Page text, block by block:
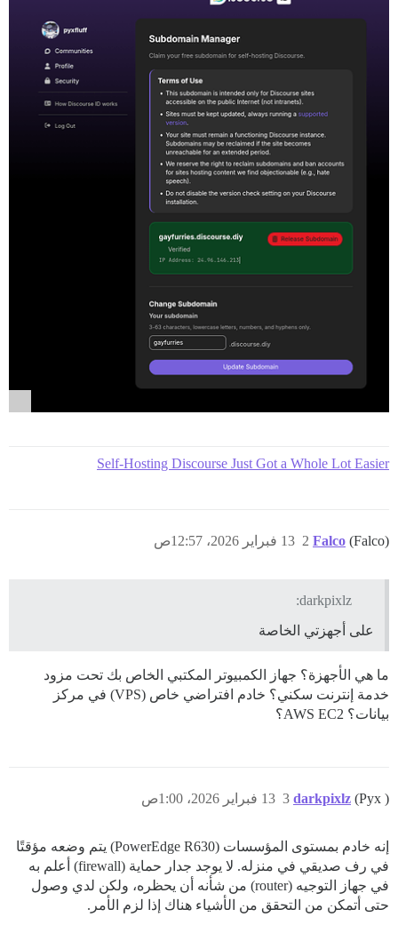
Self-Hosting Discourse Just Got a Whole Lot Easier
Falco (Falco) 13 فبراير 2026، 12:57ص 2
darkpixlz:
على أجهزتي الخاصة
ما هي الأجهزة؟ جهاز الكمبيوتر المكتبي الخاص بك تحت مزود
خدمة إنترنت سكني؟ خادم افتراضي خاص (VPS) في مركز
بيانات؟ AWS EC2؟
darkpixlz (Pyx ) 13 فبراير 2026، 1:00ص 3
إنه خادم بمستوى المؤسسات (PowerEdge R630) يتم وضعه مؤقتًا
في رف صديقي في منزله. لا يوجد جدار حماية (firewall) أعلم به
في جهاز التوجيه (router) من شأنه أن يحظره، ولكن لدي وصول
حتى أتمكن من التحقق من الأشياء هناك إذا لزم الأمر.